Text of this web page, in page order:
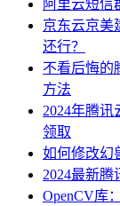
阿里云短信
京东云京美
还行？
不看后悔的
方法
2024年腾
领取
如何修改幻
2024最新腾
OpenCV库